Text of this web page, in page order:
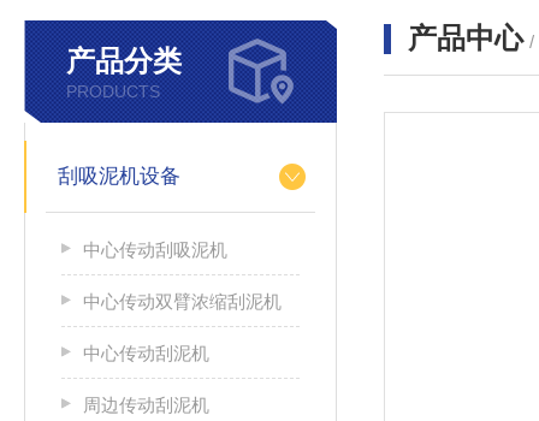
产品分类
PRODUCTS
刮吸泥机设备
中心传动刮吸泥机
中心传动双臂浓缩刮泥机
中心传动刮泥机
周边传动刮泥机
产品中心 /